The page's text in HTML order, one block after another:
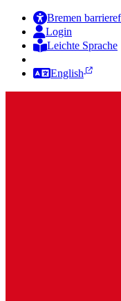
Bremen
Login
Leichte Sprache
English